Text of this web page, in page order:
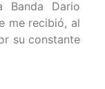
Banda Dario
me recibió, al
su constante